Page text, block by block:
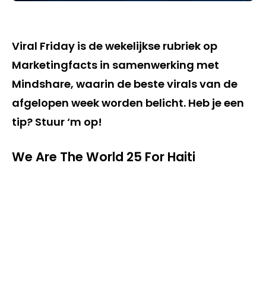
Viral Friday is de wekelijkse rubriek op
Marketingfacts in samenwerking met
Mindshare, waarin de beste virals van de
afgelopen week worden belicht. Heb je een
tip? Stuur ‘m op!
We Are The World 25 For Haiti